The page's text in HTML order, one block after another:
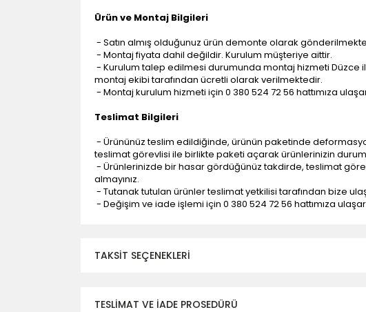
Ürün ve Montaj Bilgileri
- Satın almış olduğunuz ürün demonte olarak
- Montaj fiyata dahil değildir. Kurulum müşteriye aittir.
- Kurulum talep edilmesi durumunda montaj hizmeti Düzce
montaj ekibi tarafından ücretli olarak verilmektedir.
- Montaj kurulum hizmeti için 0 380 524 72 56 hattımıza
Teslimat Bilgileri
- Ürününüz teslim edildiğinde, ürünün paketinde
teslimat görevlisi ile birlikte paketi açarak ürünlerinizin
- Ürünlerinizde bir hasar gördüğünüz takdirde, teslimat
almayınız.
- Tutanak tutulan ürünler teslimat yetkilisi tarafından bize
- Değişim ve iade işlemi için 0 380 524 72 56 hattımıza
TAKSIT SEÇENEKLERI
TESLİMAT VE İADE PROSEDÜRÜ